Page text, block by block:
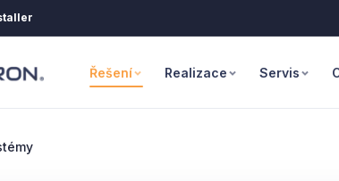
Řešení Realizace Servis